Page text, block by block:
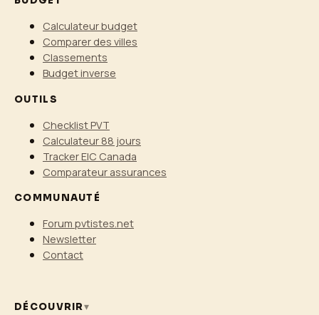
Calculateur budget
Comparer des villes
Classements
Budget inverse
OUTILS
Checklist PVT
Calculateur 88 jours
Tracker EIC Canada
Comparateur assurances
COMMUNAUTÉ
Forum pvtistes.net
Newsletter
Contact
DÉCOUVRIR▾